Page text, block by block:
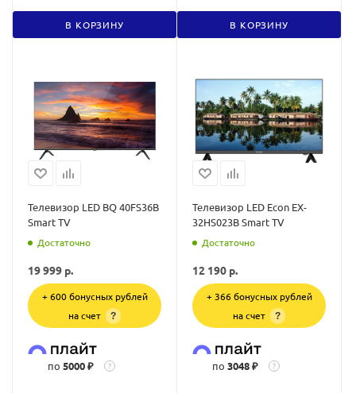
В КОРЗИНУ В КОРЗИНУ
Телевизор LED BQ 40FS36B
Smart TV
Достаточно
19 999 р.
+ 600 бонусных рублей
на счет
?
по 5000 ₽ ?
Телевизор LED Econ EX-
32HS023B Smart TV
Достаточно
12 190 р.
+ 366 бонусных рублей
на счет
?
по 3048 ₽ ?